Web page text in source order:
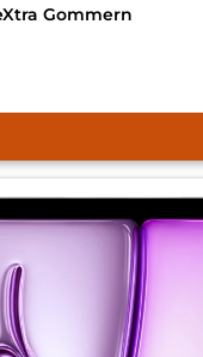
Gommern